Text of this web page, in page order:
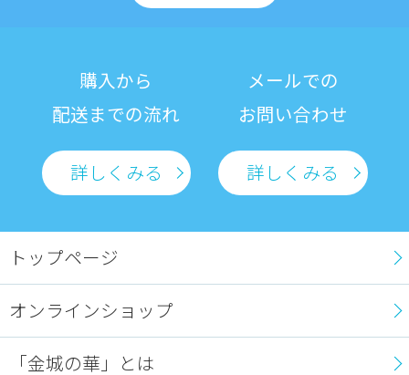
購入から
配送までの流れ
詳しくみる
メールでの
お問い合わせ
詳しくみる
トップページ
オンラインショップ
「金城の華」とは